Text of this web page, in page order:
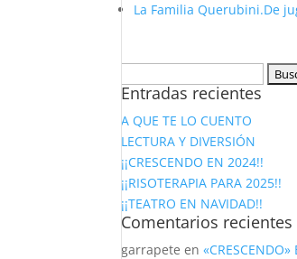
La Familia Querubini.De
Entradas recientes
A QUE TE LO CUENTO
LECTURA Y DIVERSIÓN
¡¡CRESCENDO EN 2024!!
¡¡RISOTERAPIA PARA 2025!!
¡¡TEATRO EN NAVIDAD!!
Comentarios recientes
garrapete en«CRESCENDO»